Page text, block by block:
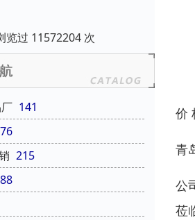
览过 11572204 次
141
215
价
青
公
莅